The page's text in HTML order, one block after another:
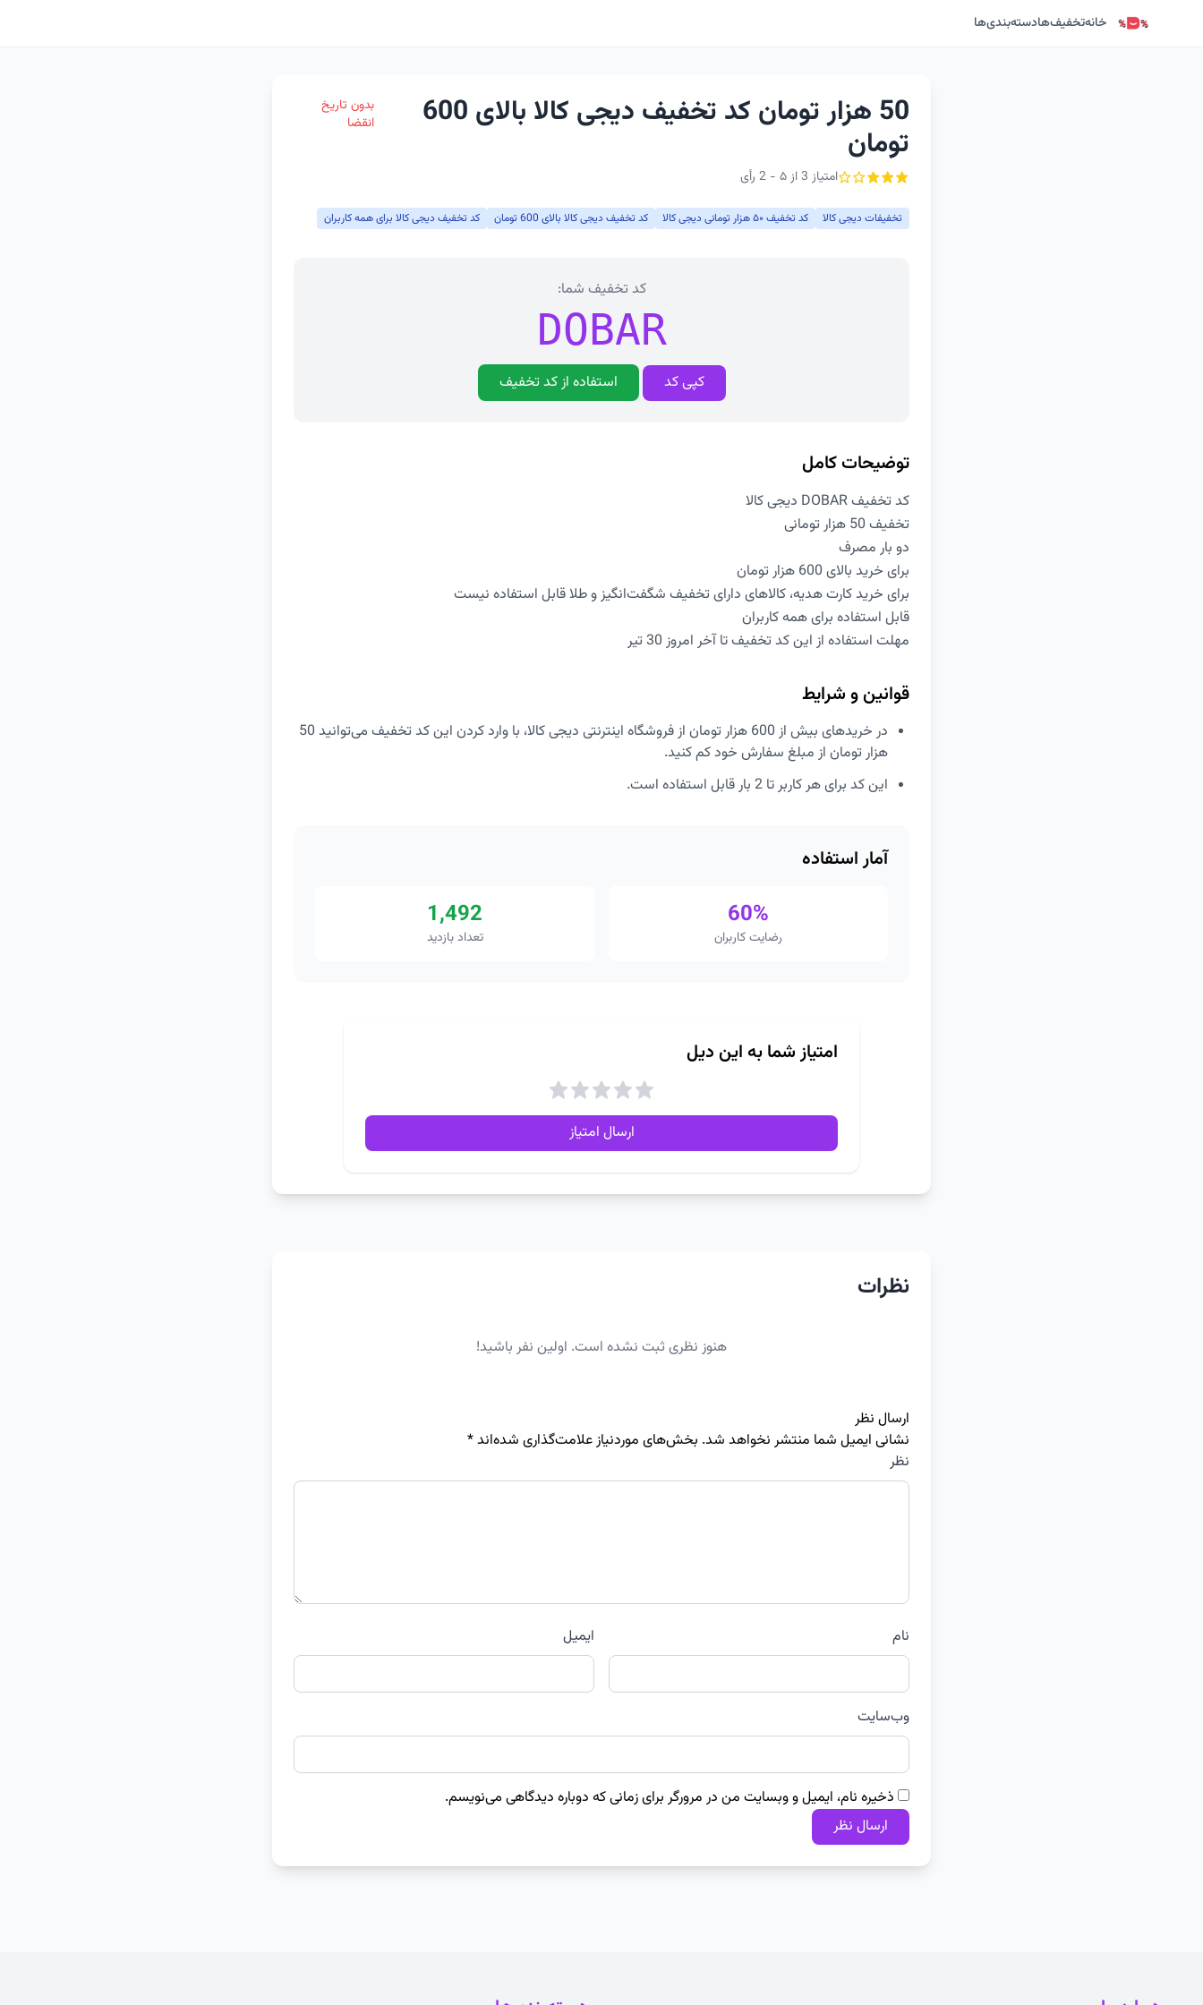
خانهتخفیف‌هادسته‌بندی‌ها
50 هزار تومان کد تخفیف دیجی کالا بالای 600
تومان
امتیاز 3 از ۵ - 2 رأی
بدون تاریخ
انقضا
تخفیفات دیجی کالا کد تخفیف ۵۰ هزار تومانی دیجی کالا کد تخفیف دیجی کالا بالای 600 تومان کد تخفیف دیجی کالا برای همه کاربران
کد تخفیف شما:
DOBAR
کپی کد استفاده از کد تخفیف
توضیحات کامل
کد تخفیف DOBAR دیجی کالا
تخفیف 50 هزار تومانی
دو بار مصرف
برای خرید بالای 600 هزار تومان
برای خرید کارت هدیه، کالاهای دارای تخفیف شگفت‌انگیز و طلا قابل استفاده نیست
قابل استفاده برای همه کاربران
مهلت استفاده از این کد تخفیف تا آخر امروز 30 تیر
قوانین و شرایط
در خریدهای بیش از 600 هزار تومان از فروشگاه اینترنتی دیجی کالا، با وارد کردن این کد تخفیف می‌توانید 50
هزار تومان از مبلغ سفارش خود کم کنید.
این کد برای هر کاربر تا 2 بار قابل استفاده است.
آمار استفاده
60%
رضایت کاربران
1,492
تعداد بازدید
امتیاز شما به این دیل
ارسال امتیاز
نظرات
هنوز نظری ثبت نشده است. اولین نفر باشید!
ارسال نظر
نشانی ایمیل شما منتشر نخواهد شد. بخش‌های موردنیاز علامت‌گذاری شده‌اند*
نظر
نام ایمیل
وب‌سایت
ذخیره نام، ایمیل و وبسایت من در مرورگر برای زمانی که دوباره دیدگاهی می‌نویسم.